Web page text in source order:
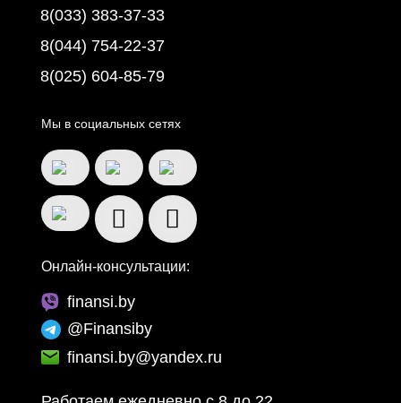
8(033) 383-37-33
8(044) 754-22-37
8(025) 604-85-79
Мы в социальных сетях
Онлайн-консультации:
finansi.by
@Finansiby
finansi.by@yandex.ru